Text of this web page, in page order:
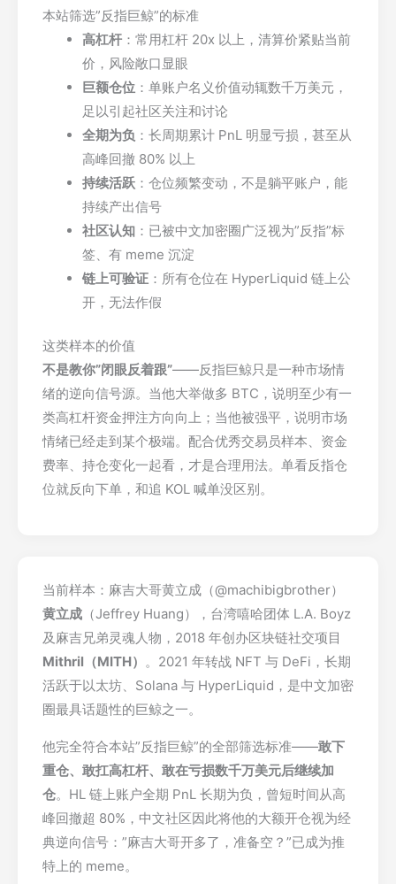
本站筛选”反指巨鲸”的标准
高杠杆 ：常用杠杆 20x 以上，清算价紧贴当前
价，风险敞口显眼
巨额仓位 ：单账户名义价值动辄数千万美元，
足以引起社区关注和讨论
全期为负 ：长周期累计 PnL 明显亏损，甚至从
高峰回撤 80% 以上
持续活跃 ：仓位频繁变动，不是躺平账户，能
持续产出信号
社区认知 ：已被中文加密圈广泛视为”反指”标
签、有 meme 沉淀
链上可验证 ：所有仓位在 HyperLiquid 链上公
开，无法作假
这类样本的价值
不是教你”闭眼反着跟”——反指巨鲸只是一种市场情
绪的逆向信号源。当他大举做多 BTC，说明至少有一
类高杠杆资金押注方向向上；当他被强平，说明市场
情绪已经走到某个极端。配合优秀交易员样本、资金
费率、持仓变化一起看，才是合理用法。单看反指仓
位就反向下单，和追 KOL 喊单没区别。
当前样本：麻吉大哥黄立成（@machibigbrother）
黄立成 （Jeffrey Huang），台湾嘻哈团体 L.A. Boyz
及麻吉兄弟灵魂人物，2018 年创办区块链社交项目
Mithril（MITH） 。2021 年转战 NFT 与 DeFi，长期
活跃于以太坊、Solana 与 HyperLiquid，是中文加密
圈最具话题性的巨鲸之一。
他完全符合本站”反指巨鲸”的全部筛选标准——敢下
重仓、敢扛高杠杆、敢在亏损数千万美元后继续加
仓。HL 链上账户全期 PnL 长期为负，曾短时间从高
峰回撤超 80%，中文社区因此将他的大额开仓视为经
典逆向信号：”麻吉大哥开多了，准备空？”已成为推
特上的 meme。